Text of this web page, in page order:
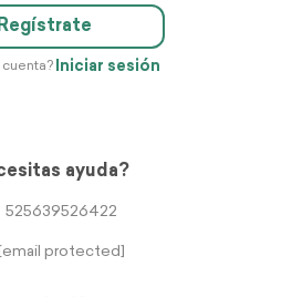
Regístrate
Iniciar sesión
ayuda?
525639526422
[email protected]